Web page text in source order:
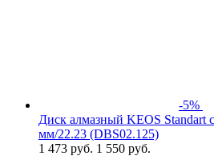
-5%
Диск алмазный KEOS Standart
мм/22.23 (DBS02.125)
1 473 руб. 1 550 руб.